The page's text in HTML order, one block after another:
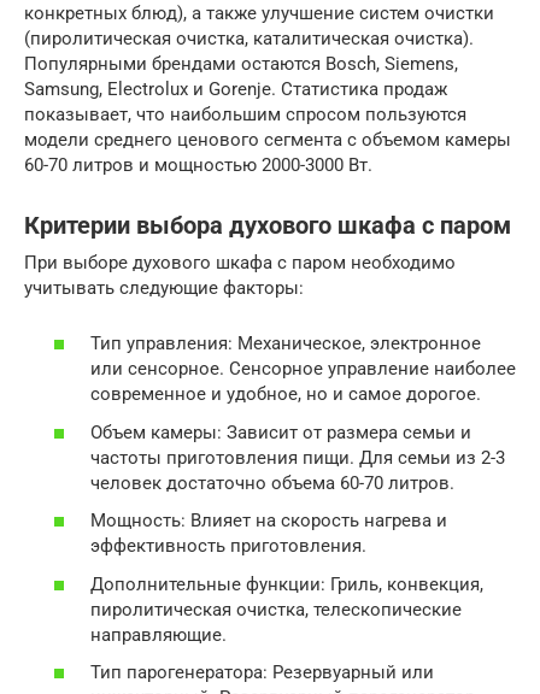
конкретных блюд), а также улучшение систем очистки
(пиролитическая очистка, каталитическая очистка).
Популярными брендами остаются Bosch, Siemens,
Samsung, Electrolux и Gorenje. Статистика продаж
показывает, что наибольшим спросом пользуются
модели среднего ценового сегмента с объемом камеры
60-70 литров и мощностью 2000-3000 Вт.
Критерии выбора духового шкафа с паром
При выборе духового шкафа с паром необходимо
учитывать следующие факторы:
Тип управления: Механическое, электронное
или сенсорное. Сенсорное управление наиболее
современное и удобное, но и самое дорогое.
Объем камеры: Зависит от размера семьи и
частоты приготовления пищи. Для семьи из 2-3
человек достаточно объема 60-70 литров.
Мощность: Влияет на скорость нагрева и
эффективность приготовления.
Дополнительные функции: Гриль, конвекция,
пиролитическая очистка, телескопические
направляющие.
Тип парогенератора: Резервуарный или